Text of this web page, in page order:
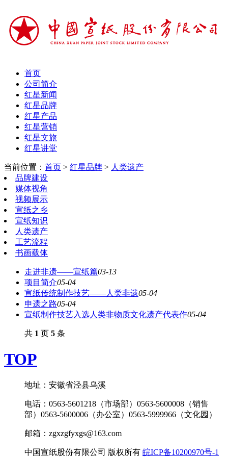
首页
公司简介
红星新闻
红星品牌
红星产品
红星营销
红星文旅
红星讲堂
当前位置： 首页 > 红星品牌 > 人类遗产
品牌建设
媒体视角
视频展示
宣纸之乡
宣纸知识
人类遗产
工艺流程
书画载体
走进非遗——宣纸篇03-13
项目简介05-04
宣纸传统制作技艺——人类非遗05-04
申遗之路05-04
宣纸制作技艺入选人类非物质文化遗产代表作05-04
共 1 页 5 条
TOP
地址：安徽省泾县乌溪
电话：0563-5601218（市场部）0563-5600008（销售
部）0563-5600006（办公室）0563-5999966（文化园）
邮箱：zgxzgfyxgs@163.com
中国宣纸股份有限公司 版权所有 皖ICP备10200970号-1